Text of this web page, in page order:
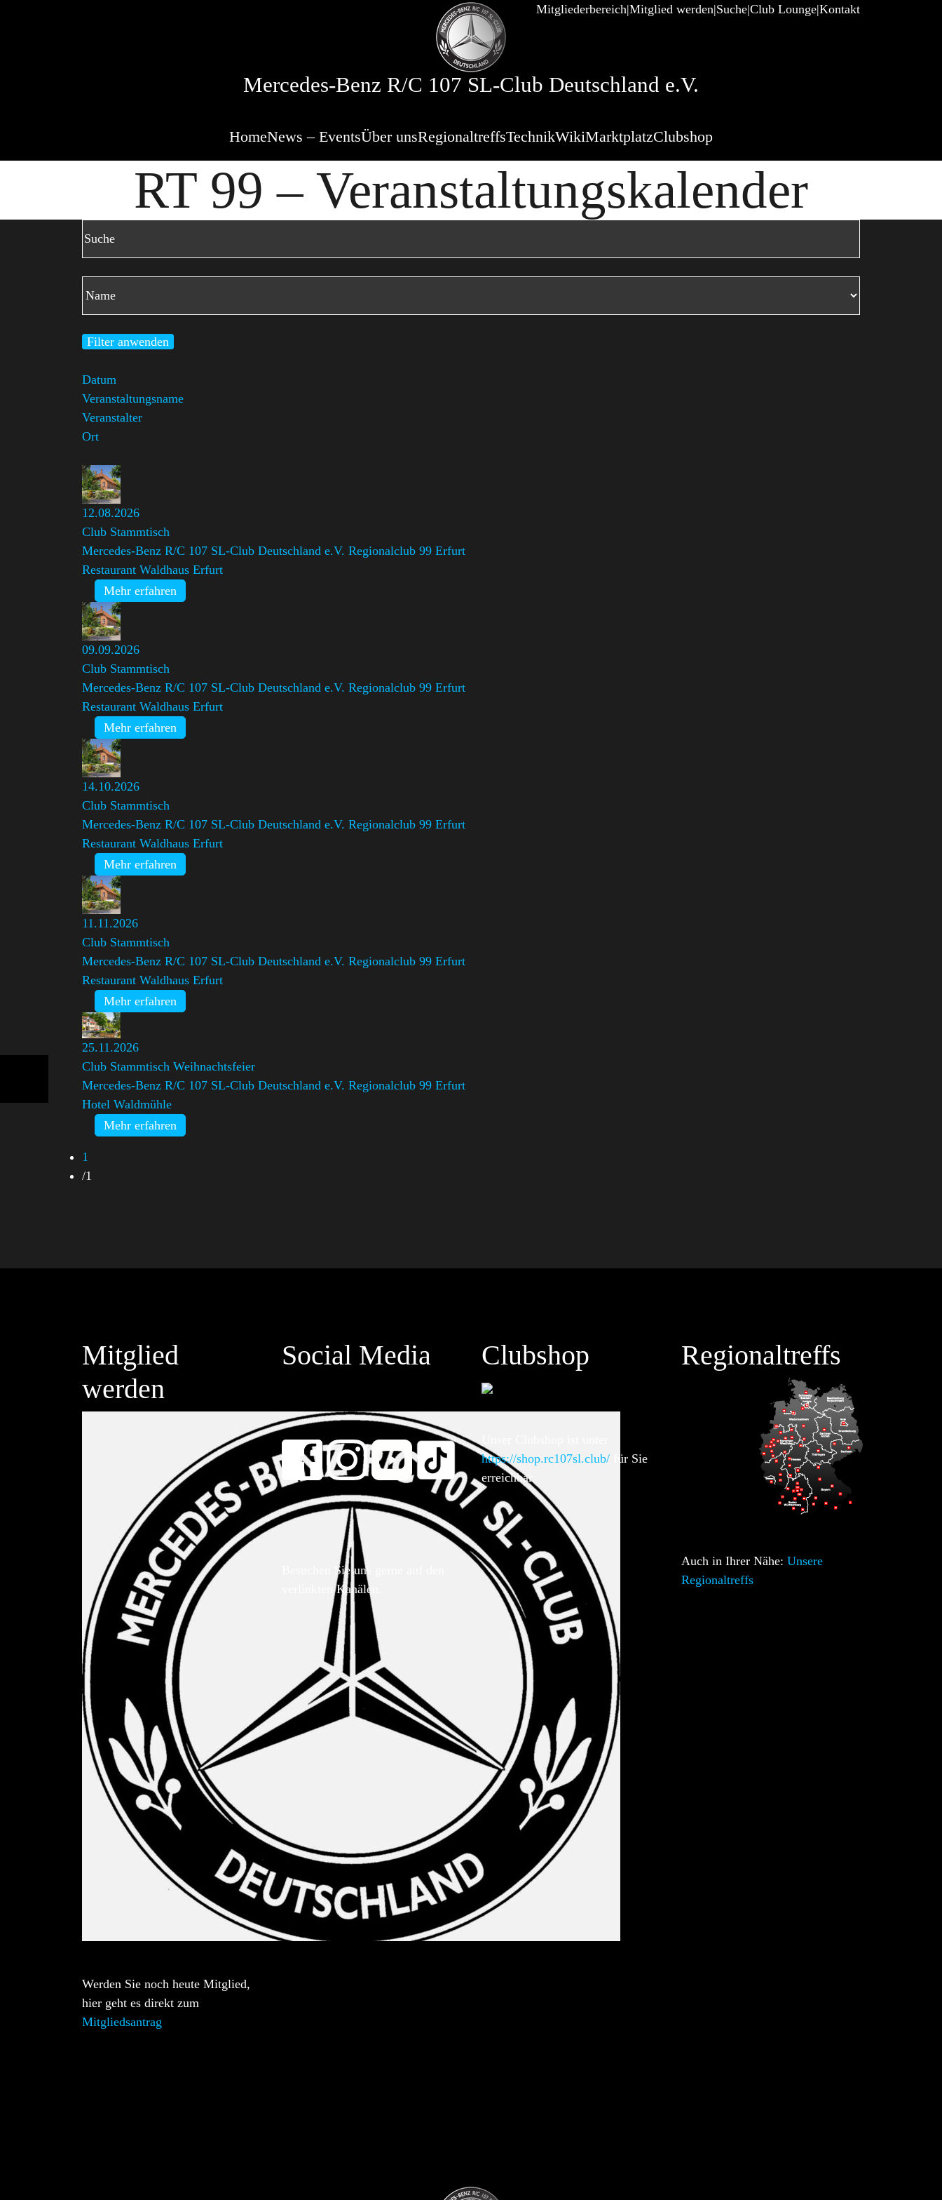
Mitgliederbereich Mitglied werden Suche Club Lounge Kontakt
Mercedes-Benz R/C 107 SL-Club Deutschland e.V.
HomeNews – EventsÜber unsRegionaltreffsTechnikWikiMarktplatzClubshop
RT 99 – Veranstaltungskalender
Filter anwenden
Datum
Veranstaltungsname
Veranstalter
Ort
12.08.2026
Club Stammtisch
Mercedes-Benz R/C 107 SL-Club Deutschland e.V. Regionalclub 99 Erfurt
Restaurant Waldhaus Erfurt
Mehr erfahren
09.09.2026
Club Stammtisch
Mercedes-Benz R/C 107 SL-Club Deutschland e.V. Regionalclub 99 Erfurt
Restaurant Waldhaus Erfurt
Mehr erfahren
14.10.2026
Club Stammtisch
Mercedes-Benz R/C 107 SL-Club Deutschland e.V. Regionalclub 99 Erfurt
Restaurant Waldhaus Erfurt
Mehr erfahren
11.11.2026
Club Stammtisch
Mercedes-Benz R/C 107 SL-Club Deutschland e.V. Regionalclub 99 Erfurt
Restaurant Waldhaus Erfurt
Mehr erfahren
25.11.2026
Club Stammtisch Weihnachtsfeier
Mercedes-Benz R/C 107 SL-Club Deutschland e.V. Regionalclub 99 Erfurt
Hotel Waldmühle
Mehr erfahren
1
/1
Mitglied
werden
Werden Sie noch heute Mitglied,
hier geht es direkt zum
Mitgliedsantrag
Social Media
Besuchen Sie uns gerne auf den
verlinkten Kanälen.
Clubshop
https://shop.rc107sl.club/ für Sie
erreichbar.
Regionaltreffs
Auch in Ihrer Nähe: Unsere
Regionaltreffs